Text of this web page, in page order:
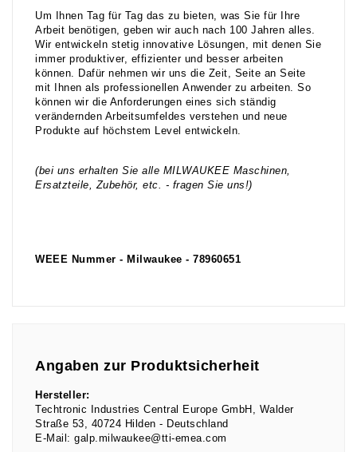
Um Ihnen Tag für Tag das zu bieten, was Sie für Ihre
Arbeit benötigen, geben wir auch nach 100 Jahren alles.
Wir entwickeln stetig innovative Lösungen, mit denen Sie
immer produktiver, effizienter und besser arbeiten
können. Dafür nehmen wir uns die Zeit, Seite an Seite
mit Ihnen als professionellen Anwender zu arbeiten. So
können wir die Anforderungen eines sich ständig
verändernden Arbeitsumfeldes verstehen und neue
Produkte auf höchstem Level entwickeln.
(bei uns erhalten Sie alle MILWAUKEE Maschinen,
Ersatzteile, Zubehör, etc. - fragen Sie uns!)
WEEE Nummer - Milwaukee - 78960651
Angaben zur Produktsicherheit
Hersteller:
Techtronic Industries Central Europe GmbH
Walder
Straße 53 40724 Hilden
Deutschland
E-Mail: galp.milwaukee@tti-emea.com